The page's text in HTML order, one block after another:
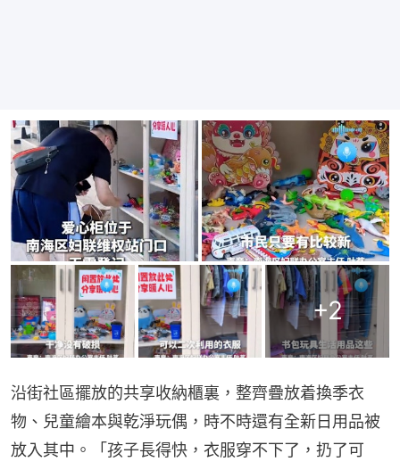
+2
沿街社區擺放的共享收納櫃裏，整齊疊放着換季衣
物、兒童繪本與乾淨玩偶，時不時還有全新日用品被
放入其中。「孩子長得快，衣服穿不下了，扔了可